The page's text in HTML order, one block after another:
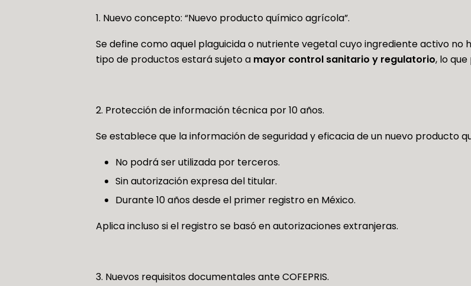
Nuevo concepto: “Nuevo producto químico agrícola”.
Se define como aquel plaguicida o nutriente vegetal cuyo ingrediente activo no
tipo de productos estará sujeto a mayor control sanitario y regulatorio, lo
Protección de información técnica por 10 años.
Se establece que la información de seguridad y eficacia de un nuevo producto
No podrá ser utilizada por terceros.
Sin autorización expresa del titular.
Durante 10 años desde el primer registro en México.
Aplica incluso si el registro se basó en autorizaciones extranjeras.
Nuevos requisitos documentales ante COFEPRIS.